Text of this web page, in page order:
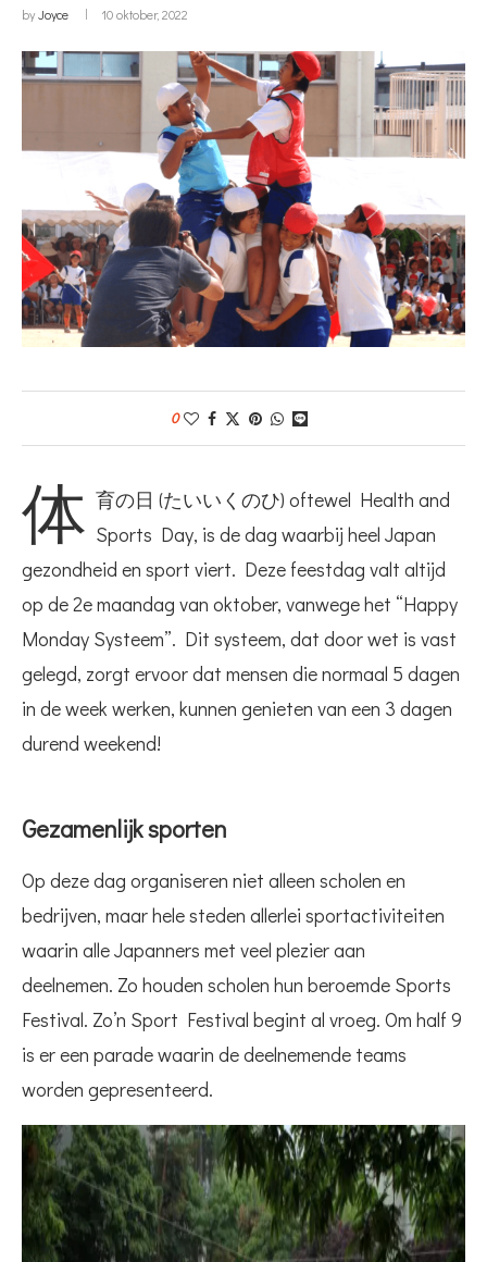
byJoyce 10 oktober, 2022
0
体 育の日 (たいいくのひ) oftewel Health and
Sports Day, is de dag waarbij heel Japan
gezondheid en sport viert. Deze feestdag valt altijd
op de 2e maandag van oktober, vanwege het “Happy
Monday Systeem”. Dit systeem, dat door wet is vast
gelegd, zorgt ervoor dat mensen die normaal 5 dagen
in de week werken, kunnen genieten van een 3 dagen
durend weekend!
Gezamenlijk sporten
Op deze dag organiseren niet alleen scholen en
bedrijven, maar hele steden allerlei sportactiviteiten
waarin alle Japanners met veel plezier aan
deelnemen. Zo houden scholen hun beroemde Sports
Festival. Zo’n Sport Festival begint al vroeg. Om half 9
is er een parade waarin de deelnemende teams
worden gepresenteerd.